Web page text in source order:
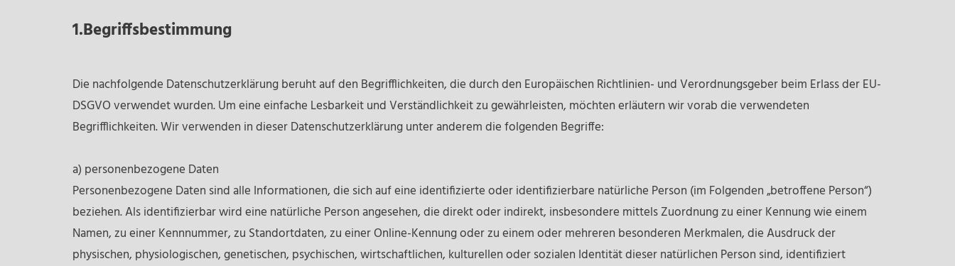
1.Begriffsbestimmung
Die nachfolgende Datenschutzerklärung beruht auf den Begrifflichkeiten, die durch den Europäischen Richtlinien- und Verordnungsgeber beim Erlass der EU-
DSGVO verwendet wurden. Um eine einfache Lesbarkeit und Verständlichkeit zu gewährleisten, möchten erläutern wir vorab die verwendeten
Begrifflichkeiten. Wir verwenden in dieser Datenschutzerklärung unter anderem die folgenden Begriffe:
a) personenbezogene Daten
Personenbezogene Daten sind alle Informationen, die sich auf eine identifizierte oder identifizierbare natürliche Person (im Folgenden „betroffene Person“)
beziehen. Als identifizierbar wird eine natürliche Person angesehen, die direkt oder indirekt, insbesondere mittels Zuordnung zu einer Kennung wie einem
Namen, zu einer Kennnummer, zu Standortdaten, zu einer Online-Kennung oder zu einem oder mehreren besonderen Merkmalen, die Ausdruck der
physischen, physiologischen, genetischen, psychischen, wirtschaftlichen, kulturellen oder sozialen Identität dieser natürlichen Person sind, identifiziert